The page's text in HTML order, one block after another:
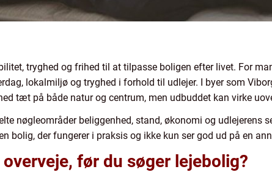
tryghed og frihed til at tilpasse boligen efter livet. For
lokalmiljø og tryghed i forhold til udlejer. I byer som
tæt på både natur og centrum, men udbuddet kan virke
nøgleområder beliggenhed, stand, økonomi og udlejerens
bolig, der fungerer i praksis og ikke kun ser god ud på en
før du søger lejebolig?